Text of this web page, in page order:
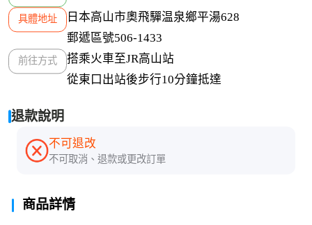
具體地址
日本高山市奧飛驒温泉鄉平湯628
郵遞區號506-1433
前往方式
搭乘火車至JR高山站
從東口出站後步行10分鐘抵達
退款說明
不可退改
不可取消、退款或更改訂單
商品詳情